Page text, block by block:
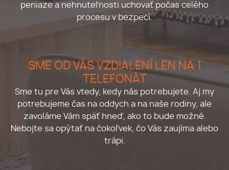
peniaze a nehnuteľnosti uchovať počas celého
procesu v bezpečí.
SME OD VÁS VZDIALENÍ LEN NA 1
TELEFONÁT
Sme tu pre Vás vtedy, kedy nás potrebujete. Aj my
potrebujeme čas na oddych a na naše rodiny, ale
zavoláme Vám späť hneď, ako to bude možné.
Nebojte sa opýtať na čokoľvek, čo Vás zaujíma alebo
trápi.